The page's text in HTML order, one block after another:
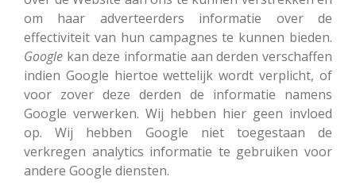
om haar adverteerders informatie over de
effectiviteit van hun campagnes te kunnen bieden.
Google kan deze informatie aan derden verschaffen
indien Google hiertoe wettelijk wordt verplicht, of
voor zover deze derden de informatie namens
Google verwerken. Wij hebben hier geen invloed
op. Wij hebben Google niet toegestaan de
verkregen analytics informatie te gebruiken voor
andere Google diensten.